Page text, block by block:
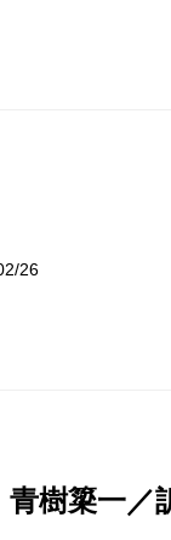
26
樹簗一／